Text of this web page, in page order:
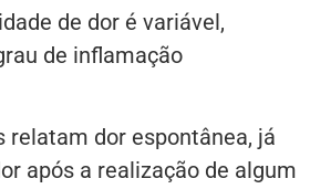
de dor é variável,
de inflamação
relatam dor espontânea, já
após a realização de algum